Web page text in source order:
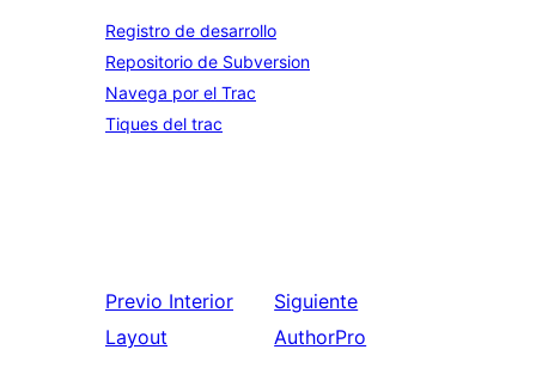
Registro de desarrollo
Repositorio de Subversion
Navega por el Trac
Tiques del trac
Previo Interior
Layout
Siguiente
AuthorPro